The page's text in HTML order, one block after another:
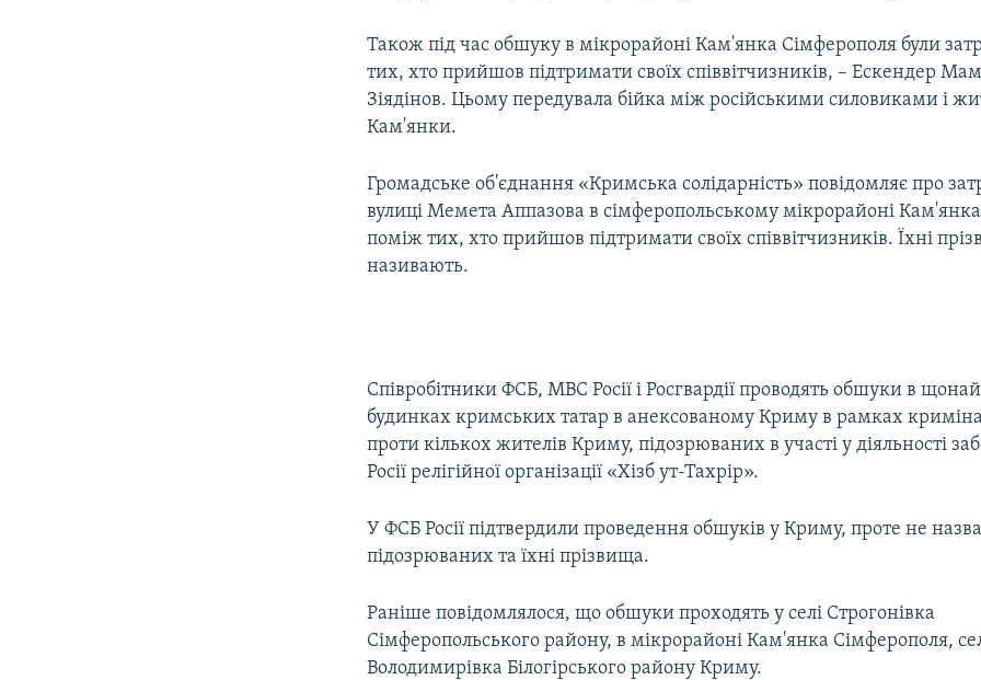
Також під час обшуку в мікрорайоні Кам'янка Сімферополя були
тих, хто прийшов підтримати своїх співвітчизників, – Ескендер
Зіядінов. Цьому передувала бійка між російськими силовиками і
Кам'янки.
Громадське об'єднання «Кримська солідарність» повідомляє про
вулиці Мемета Аппазова в сімферопольському мікрорайоні Кам'янка
поміж тих, хто прийшов підтримати своїх співвітчизників. Їхні
називають.
Співробітники ФСБ, МВС Росії і Росгвардії проводять обшуки в
будинках кримських татар в анексованому Криму в рамках
проти кількох жителів Криму, підозрюваних в участі у діяльності
Росії релігійної організації «Хізб ут-Тахрір».
У ФСБ Росії підтвердили проведення обшуків у Криму, проте не
підозрюваних та їхні прізвища.
Раніше повідомлялося, що обшуки проходять у селі Строгонівка
Сімферопольського району, в мікрорайоні Кам'янка Сімферополя,
Володимирівка Білогірського району Криму.